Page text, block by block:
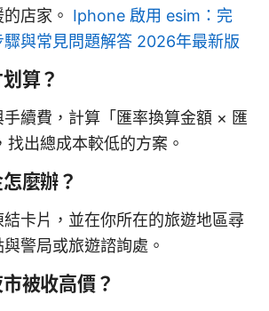
店家。 Iphone 啟用 esim：完
驟與常見問題解答 2026年最新版
算？
手續費，計算「匯率換算金額 × 匯
出總成本較低的方案。
麼辦？
卡片，並在你所在的旅遊地區尋
警局或旅遊諮詢處。
被收高價？